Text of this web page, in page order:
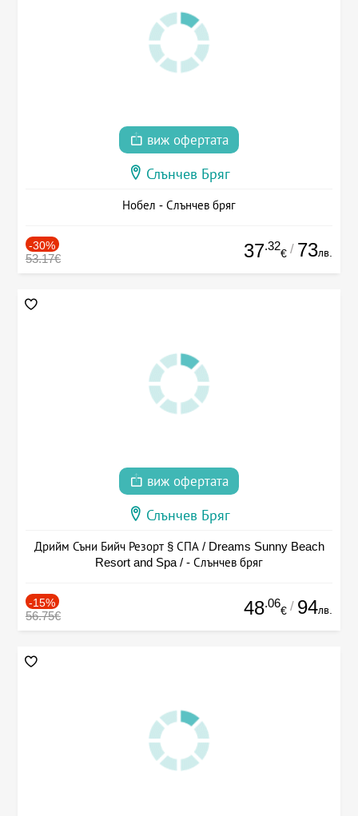
виж офертата
Слънчев Бряг
Нобел - Слънчев бряг
-30%
53.17€ 37.32
€ / 73лв.
виж офертата
Слънчев Бряг
Дрийм Съни Бийч Резорт § СПА / Dreams Sunny Beach
Resort and Spa / - Слънчев бряг
-15%
56.75€ 48.06
€ / 94лв.